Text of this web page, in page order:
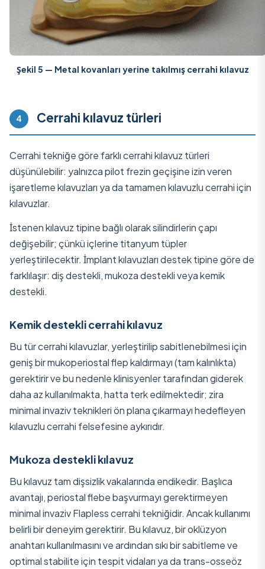
Şekil 5 — Metal kovanları yerine takılmış cerrahi kılavuz
4 Cerrahi kılavuz türleri
Cerrahi tekniğe göre farklı cerrahi kılavuz türleri
düşünülebilir: yalnızca pilot frezin geçişine izin veren
işaretleme kılavuzları ya da tamamen kılavuzlu cerrahi için
kılavuzlar.
İstenen kılavuz tipine bağlı olarak silindirlerin çapı
değişebilir; çünkü içlerine titanyum tüpler
yerleştirilecektir. İmplant kılavuzları destek tipine göre de
farklılaşır: diş destekli, mukoza destekli veya kemik
destekli.
Kemik destekli cerrahi kılavuz
Bu tür cerrahi kılavuzlar, yerleştirilip sabitlenebilmesi için
geniş bir mukoperiostal flep kaldırmayı (tam kalınlıkta)
gerektirir ve bu nedenle klinisyenler tarafından giderek
daha az kullanılmakta, hatta terk edilmektedir; zira
minimal invaziv teknikleri ön plana çıkarmayı hedefleyen
kılavuzlu cerrahi felsefesine aykırıdır.
Mukoza destekli kılavuz
Bu kılavuz tam dişsizlik vakalarında endikedir. Başlıca
avantajı, periostal flebe başvurmayı gerektirmeyen
minimal invaziv Flapless cerrahi tekniğidir. Ancak kullanımı
belirli bir deneyim gerektirir. Bu kılavuz, bir oklüzyon
anahtarı kullanılmasını ve ardından sıkı bir sabitleme ve
optimal stabilite için tespit vidaları ya da trans-osseöz